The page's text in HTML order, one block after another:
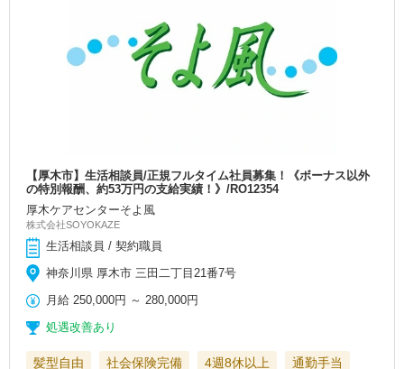
【厚木市】生活相談員/正規フルタイム社員募集！《ボーナス以外
の特別報酬、約53万円の支給実績！》/RO12354
厚木ケアセンターそよ風
株式会社SOYOKAZE
生活相談員 / 契約職員
神奈川県 厚木市 三田二丁目21番7号
月給 250,000円 ～ 280,000円
処遇改善あり
髪型自由 社会保険完備 4週8休以上
通勤手当